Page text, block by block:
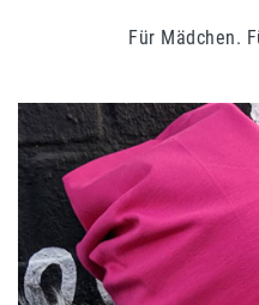
Für Mädchen.